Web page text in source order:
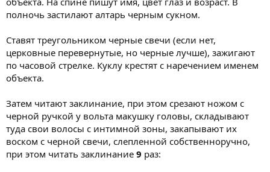
полночь застилают алтарь черным сукном.
Ставят треугольником черные свечи (если нет,
церковные перевернутые, но черные лучше), зажигают
по часовой стрелке. Куклу крестят с наречением именем
объекта.
Затем читают заклинание, при этом срезают ножом с
черной ручкой у вольта макушку головы, складывают
туда свои волосы с интимной зоны, закапывают их
воском с черной свечи, слепленной собственноручно,
при этом читать заклинание 9 раз: